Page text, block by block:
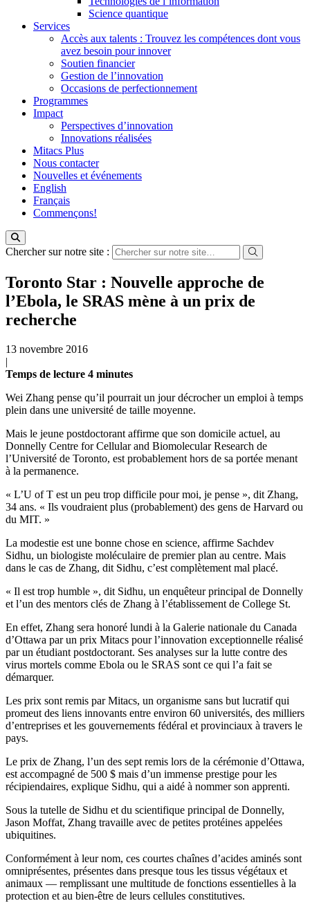
Science quantique
Services
Accès aux talents : Trouvez les compétences dont vous
avez besoin pour innover
Soutien financier
Gestion de l’innovation
Occasions de perfectionnement
Programmes
Impact
Perspectives d’innovation
Innovations réalisées
Mitacs Plus
Nous contacter
Nouvelles et événements
English
Français
Commençons!
Chercher sur notre site :
Toronto Star : Nouvelle approche de
l’Ebola, le SRAS mène à un prix de
recherche
13 novembre 2016
|
Temps de lecture 4 minutes
Wei Zhang pense qu’il pourrait un jour décrocher un emploi à temps
plein dans une université de taille moyenne.
Mais le jeune postdoctorant affirme que son domicile actuel, au
Donnelly Centre for Cellular and Biomolecular Research de
l’Université de Toronto, est probablement hors de sa portée menant
à la permanence.
« L’U of T est un peu trop difficile pour moi, je pense », dit Zhang,
34 ans. « Ils voudraient plus (probablement) des gens de Harvard ou
du MIT. »
La modestie est une bonne chose en science, affirme Sachdev
Sidhu, un biologiste moléculaire de premier plan au centre. Mais
dans le cas de Zhang, dit Sidhu, c’est complètement mal placé.
« Il est trop humble », dit Sidhu, un enquêteur principal de Donnelly
et l’un des mentors clés de Zhang à l’établissement de College St.
En effet, Zhang sera honoré lundi à la Galerie nationale du Canada
d’Ottawa par un prix Mitacs pour l’innovation exceptionnelle réalisé
par un étudiant postdoctorant. Ses analyses sur la lutte contre des
virus mortels comme Ebola ou le SRAS sont ce qui l’a fait se
démarquer.
Les prix sont remis par Mitacs, un organisme sans but lucratif qui
promeut des liens innovants entre environ 60 universités, des milliers
d’entreprises et les gouvernements fédéral et provinciaux à travers le
pays.
Le prix de Zhang, l’un des sept remis lors de la cérémonie d’Ottawa,
est accompagné de 500 $ mais d’un immense prestige pour les
récipiendaires, explique Sidhu, qui a aidé à nommer son apprenti.
Sous la tutelle de Sidhu et du scientifique principal de Donnelly,
Jason Moffat, Zhang travaille avec de petites protéines appelées
ubiquitines.
Conformément à leur nom, ces courtes chaînes d’acides aminés sont
omniprésentes, présentes dans presque tous les tissus végétaux et
animaux — remplissant une multitude de fonctions essentielles à la
protection et au bien-être de leurs cellules constitutives.